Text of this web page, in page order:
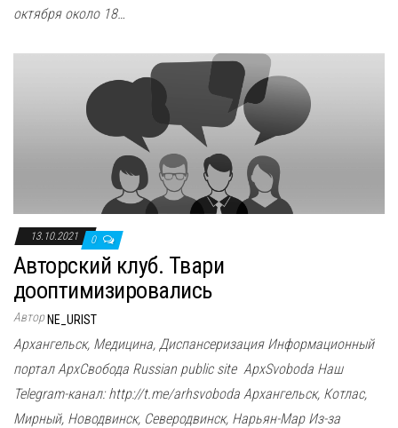
октября около 18…
13.10.2021 0
Авторский клуб. Твари
дооптимизировались
Автор NE_URIST
Архангельск, Медицина, Диспансеризация Информационный
портал АрхСвобода Russian public site ApxSvoboda Наш
Telegram-канал: http://t.me/arhsvoboda Архангельск, Котлас,
Мирный, Новодвинск, Северодвинск, Нарьян-Мар Из-за